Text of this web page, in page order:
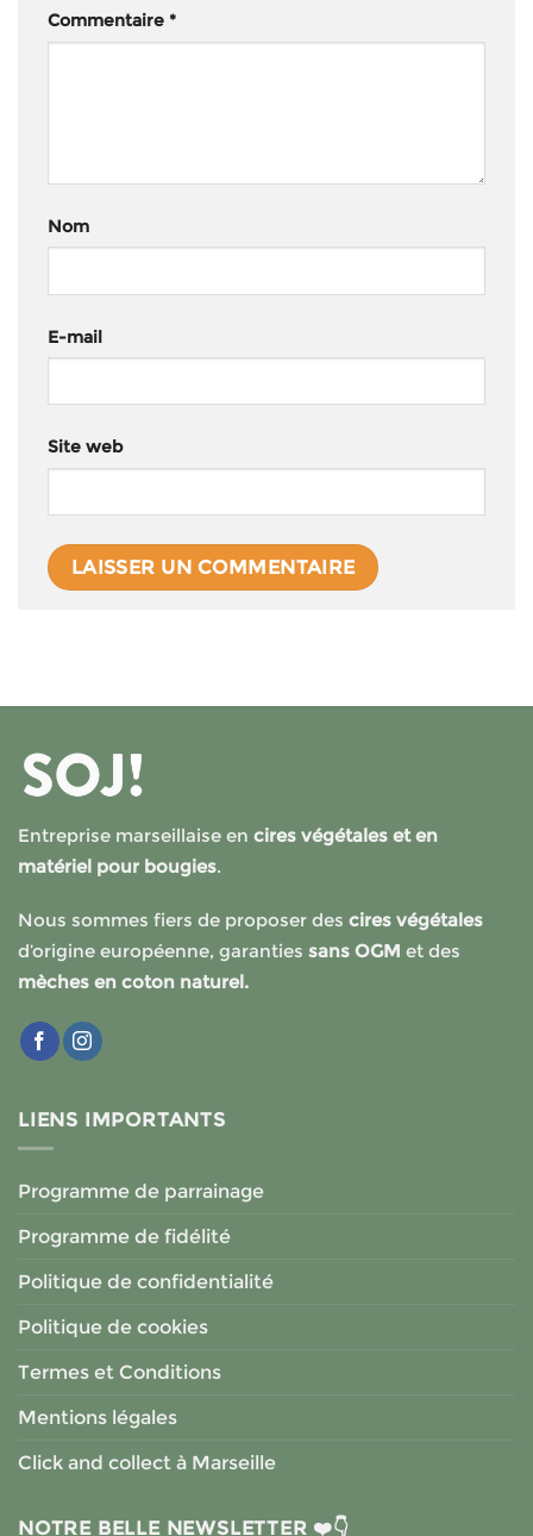
Commentaire *
Nom
E-mail
Site web
Entreprise marseillaise en cires végétales et en
matériel pour bougies.
Nous sommes fiers de proposer des cires végétales
d’origine européenne, garanties sans OGM et des
mèches en coton naturel.
LIENS IMPORTANTS
Programme de parrainage
Programme de fidélité
Politique de confidentialité
Politique de cookies
Termes et Conditions
Mentions légales
Click and collect à Marseille
NOTRE BELLE NEWSLETTER ❤️👇